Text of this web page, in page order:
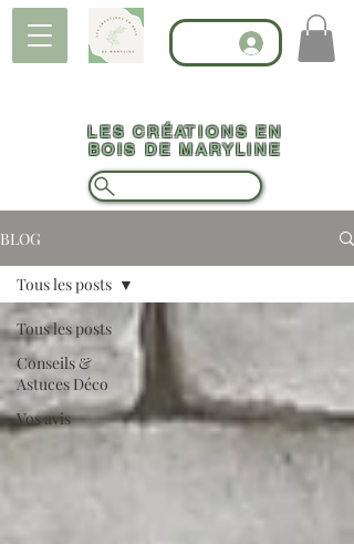
LES CRÉATIONS EN
BOIS DE MARYLINE
BLOG
Tous les posts
Conseils &
Astuces Déco
Vos avis
Tous les posts